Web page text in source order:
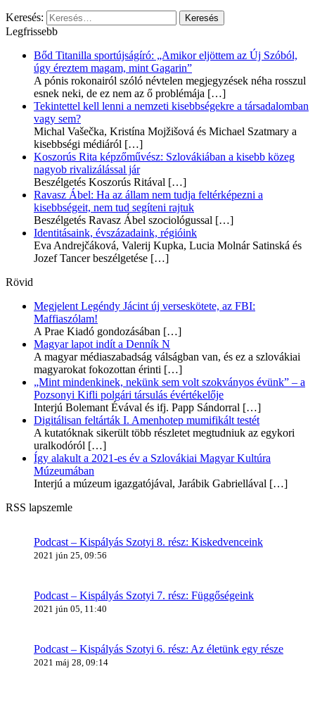
Keresés:
Legfrissebb
Bőd Titanilla sportújságíró: „Amikor eljöttem az Új Szóból,
úgy éreztem magam, mint Gagarin”
A pónis rokonairól szóló névtelen megjegyzések néha rosszul
esnek neki, de ez nem az ő problémája […]
Tekintettel kell lenni a nemzeti kisebbségekre a társadalomban
vagy sem?
Michal Vašečka, Kristína Mojžišová és Michael Szatmary a
kisebbségi médiáról […]
Koszorús Rita képzőművész: Szlovákiában a kisebb közeg
nagyob rivalizálással jár
Beszélgetés Koszorús Ritával […]
Ravasz Ábel: Ha az állam nem tudja feltérképezni a
kisebbségeit, nem tud segíteni rajtuk
Beszélgetés Ravasz Ábel szociológussal […]
Identitásaink, évszázadaink, régióink
Eva Andrejčáková, Valerij Kupka, Lucia Molnár Satinská és
Jozef Tancer beszélgetése […]
Rövid
Megjelent Legéndy Jácint új verseskötete, az FBI:
Maffiaszólam!
A Prae Kiadó gondozásában […]
Magyar lapot indít a Denník N
A magyar médiaszabadság válságban van, és ez a szlovákiai
magyarokat fokozottan érinti […]
„Mint mindenkinek, nekünk sem volt szokványos évünk” – a
Pozsonyi Kifli polgári társulás évértékelője
Interjú Bolemant Évával és ifj. Papp Sándorral […]
Digitálisan feltárták I. Amenhotep mumifikált testét
A kutatóknak sikerült több részletet megtudniuk az egykori
uralkodóról […]
Így alakult a 2021-es év a Szlovákiai Magyar Kultúra
Múzeumában
Interjú a múzeum igazgatójával, Jarábik Gabriellával […]
RSS lapszemle
Podcast – Kispályás Szotyi 8. rész: Kiskedvenceink
2021 jún 25, 09:56
Podcast – Kispályás Szotyi 7. rész: Függőségeink
2021 jún 05, 11:40
Podcast – Kispályás Szotyi 6. rész: Az életünk egy része
2021 máj 28, 09:14